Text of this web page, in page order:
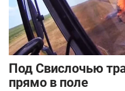
Под Свислочью
прямо в поле